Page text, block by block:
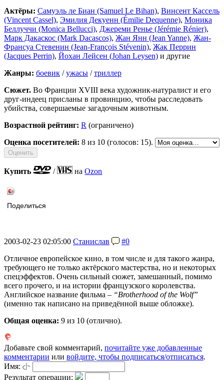
Актёры: Самуэль ле Биан (Samuel Le Bihan), Винсент Кассель
(Vincent Cassel), Эмилия Декуенн (Émilie Dequenne), Моника
Беллуччи (Monica Bellucci), Джереми Ренье (Jérémie Rénier),
Марк Дакаскос (Mark Dacascos), Жан Янн (Jean Yanne), Жан-
Франсуа Стевенин (Jean-François Stévenin), Жак Перрин
(Jacques Perrin), Йохан Лейсен (Johan Leysen) и другие
Жанры: боевик /ужасы /триллер
Сюжет. Во Франции XVIII века художник-натуралист и его
друг-индеец присланы в провинцию, чтобы расследовать
убийства, совершаемые загадочным животным.
Возрастной рейтинг: R (ограничено)
Оценка посетителей: 8 из 10 (голосов: 15).
Купить / наOzon
Поделиться
2003-02-23 02:05:00 Станислав
#0
Отличное европейское кино, в том числе и для такого жанра,
требующего не только актёрского мастерства, но и некоторых
спецэффектов. Очень сильный сюжет, замешанный, помимо
всего прочего, и на истории французского королевства.
Английское название фильма – “Brotherhood of the Wolf”
(именно так написано на приведённой выше обложке).
Общая оценка: 9 из 10 (отлично).
Добавьте свой комментарий, почитайте уже добавленные
комментарии или войдите, чтобы подписаться/отписаться.
Имя:
Результат операции: